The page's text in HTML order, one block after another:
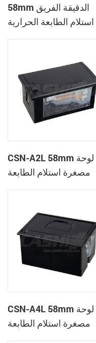
58mm الدقيقة الفريق
استلام الطابعة الحرارية
CSN-A2L 58mm لوحة
مصغرة استلام الطابعة
CSN-A4L 58mm لوحة
مصغرة استلام الطابعة